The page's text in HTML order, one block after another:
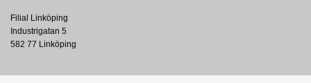
Filial Linköping
Industrigatan 5
582 77 Linköping